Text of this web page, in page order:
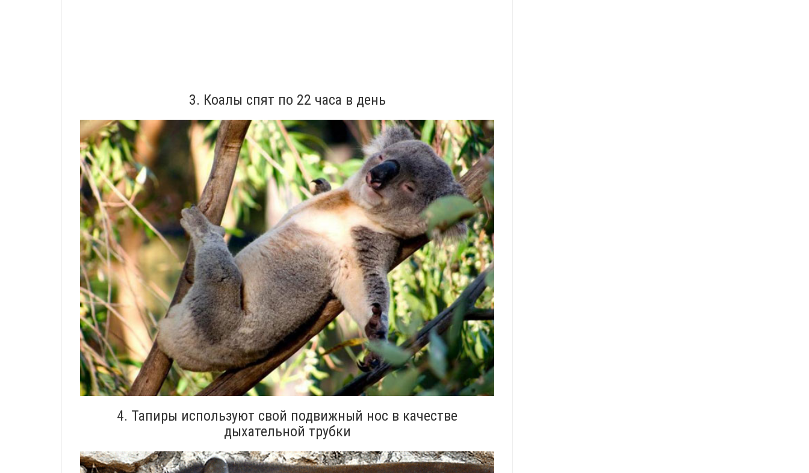
3. Коалы спят по 22 часа в день
4. Тапиры используют свой подвижный нос в качестве
дыхательной трубки